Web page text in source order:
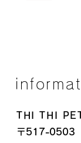
THI THI
〒517-0503